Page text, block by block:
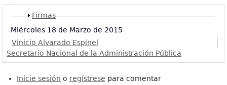
Mostrar
Firmas
Miércoles 18 de Marzo de 2015
Vinicio Alvarado Espinel
Secretario Nacional de la Administración Pública
Inicie sesión o regístrese para comentar